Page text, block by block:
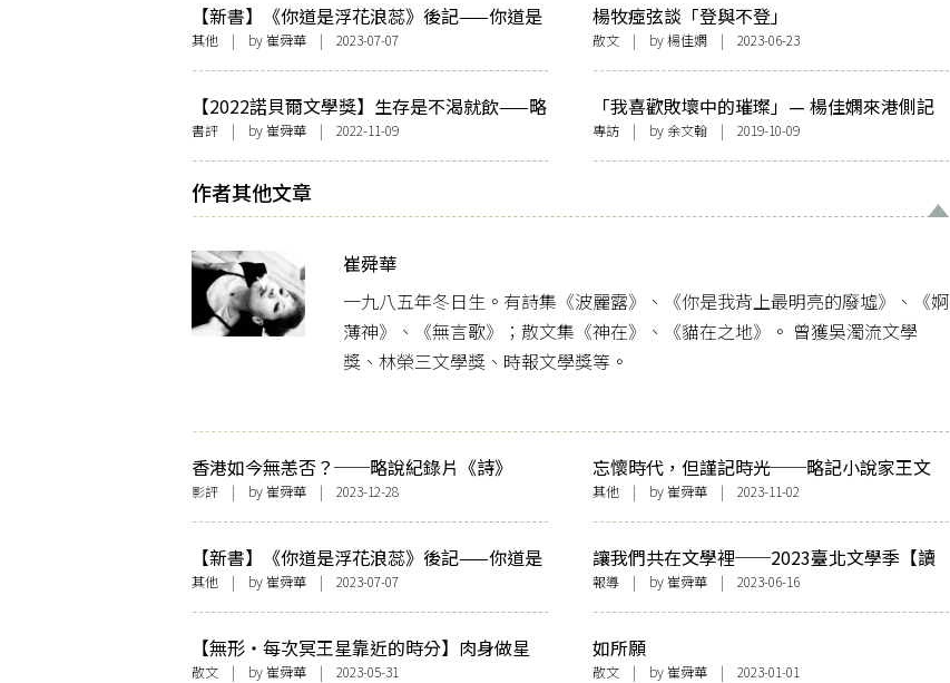
【新書】《你道是浮花浪蕊》後記——你道是
浮花浪蕊，他須是靈根異卉
其他 | by崔舜華 | 2023-07-07
楊牧瘂弦談「登與不登」
散文 | by楊佳嫻 | 2023-06-23
【2022諾貝爾文學獎】生存是不渴就飲——略
評安妮．艾諾《悠悠歲月》
書評 | by崔舜華 | 2022-11-09
「我喜歡敗壞中的璀璨」— 楊佳嫻來港側記
專訪 | by余文翰 | 2019-10-09
作者其他文章
崔舜華
一九八五年冬日生。有詩集《波麗露》、《你是我背上最明亮的廢墟》、《婀
薄神》、《無言歌》；散文集《神在》、《貓在之地》。 曾獲吳濁流文學
獎、林榮三文學獎、時報文學獎等。
香港如今無恙否？──略說紀錄片《詩》
影評 | by崔舜華 | 2023-12-28
忘懷時代，但謹記時光──略記小說家王文
興
其他 | by崔舜華 | 2023-11-02
【新書】《你道是浮花浪蕊》後記——你道是
浮花浪蕊，他須是靈根異卉
其他 | by崔舜華 | 2023-07-07
讓我們共在文學裡──2023臺北文學季【讀
書俱樂部】特展
報導 | by崔舜華 | 2023-06-16
【無形・每次冥王星靠近的時分】肉身做星
散文 | by崔舜華 | 2023-05-31
如所願
散文 | by崔舜華 | 2023-01-01